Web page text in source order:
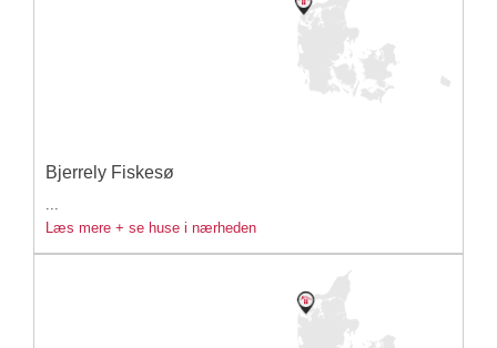
Bjerrely Fiskesø
...
Læs mere + se huse i nærheden